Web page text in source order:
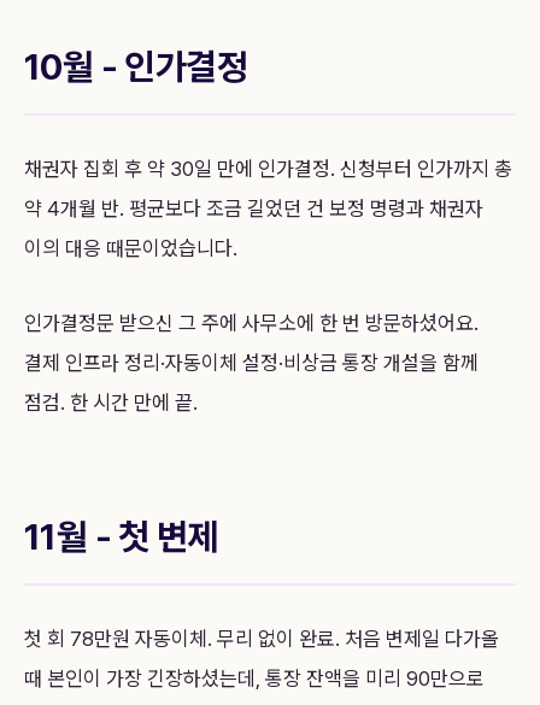
10월 - 인가결정
채권자 집회 후 약 30일 만에 인가결정. 신청부터 인가까지 총
약 4개월 반. 평균보다 조금 길었던 건 보정 명령과 채권자
이의 대응 때문이었습니다.
인가결정문 받으신 그 주에 사무소에 한 번 방문하셨어요.
결제 인프라 정리·자동이체 설정·비상금 통장 개설을 함께
점검. 한 시간 만에 끝.
11월 - 첫 변제
첫 회 78만원 자동이체. 무리 없이 완료. 처음 변제일 다가올
때 본인이 가장 긴장하셨는데, 통장 잔액을 미리 90만으로